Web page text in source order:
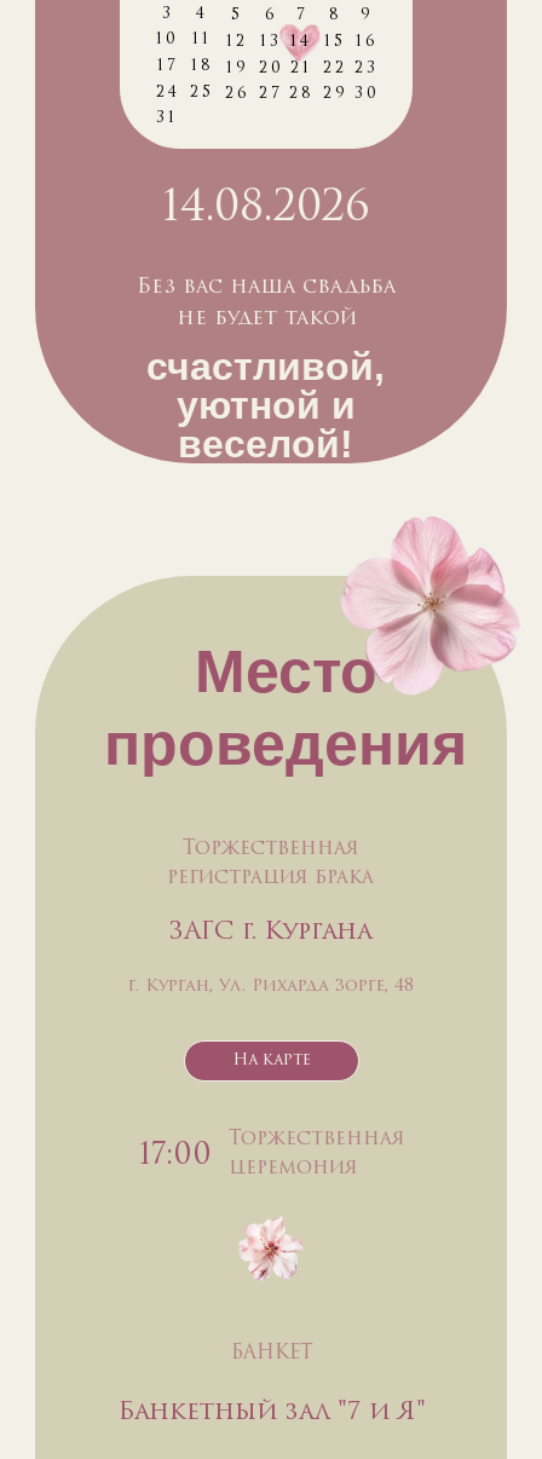
31
30
28 29
3
23
24
25 26 27
21 22
16
17
18 19 20
13 14 15
4 5 6 7 8
9
10
11 12
14.08.2026
Без вас наша свадьба
не будет такой
счастливой,
уютной и
веселой!
Торжественная
регистрация брака
ЗАГС г. Кургана
г. Курган, Ул. Рихарда Зорге, 48
Торжественная
церемония
17:00
БАНКЕТ
​Банкетный зал "7 и Я"
Место
проведения
На карте